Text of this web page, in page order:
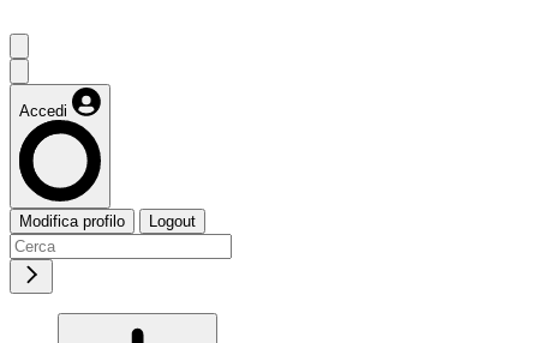
Accedi
Modifica profilo Logout